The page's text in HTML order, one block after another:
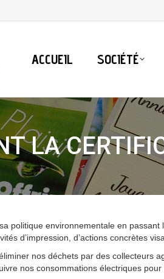
ACCUEIL SOCIÉTÉ
LA
politique environnementale en
d’impression, d’actions concrètes
nos déchets par des collecteurs
nos consommations électriques